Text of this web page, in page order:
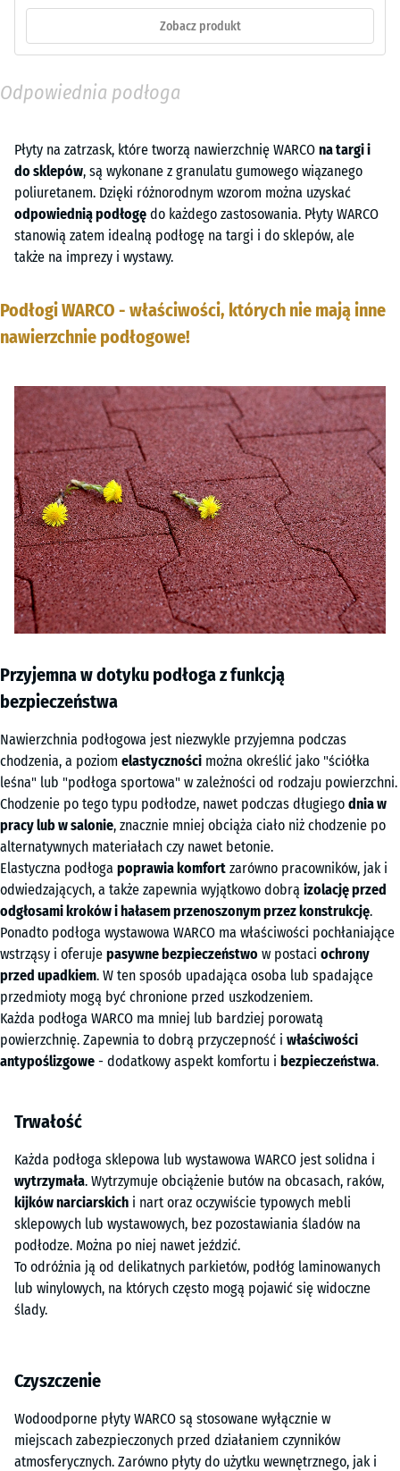
Zobacz produkt
Odpowiednia podłoga
Płyty na zatrzask, które tworzą nawierzchnię WARCO na targi i
do sklepów, są wykonane z granulatu gumowego wiązanego
poliuretanem. Dzięki różnorodnym wzorom można uzyskać
odpowiednią podłogę do każdego zastosowania. Płyty WARCO
stanowią zatem idealną podłogę na targi i do sklepów, ale
także na imprezy i wystawy.
Podłogi WARCO - właściwości, których nie mają inne
nawierzchnie podłogowe!
Przyjemna w dotyku podłoga z funkcją
bezpieczeństwa
Nawierzchnia podłogowa jest niezwykle przyjemna podczas
chodzenia, a poziom elastyczności można określić jako "ściółka
leśna" lub "podłoga sportowa" w zależności od rodzaju powierzchni.
Chodzenie po tego typu podłodze, nawet podczas długiego dnia w
pracy lub w salonie, znacznie mniej obciąża ciało niż chodzenie po
alternatywnych materiałach czy nawet betonie.
Elastyczna podłoga poprawia komfort zarówno pracowników, jak i
odwiedzających, a także zapewnia wyjątkowo dobrą izolację przed
odgłosami kroków i hałasem przenoszonym przez konstrukcję.
Ponadto podłoga wystawowa WARCO ma właściwości pochłaniające
wstrząsy i oferuje pasywne bezpieczeństwo w postaci ochrony
przed upadkiem. W ten sposób upadająca osoba lub spadające
przedmioty mogą być chronione przed uszkodzeniem.
Każda podłoga WARCO ma mniej lub bardziej porowatą
powierzchnię. Zapewnia to dobrą przyczepność i właściwości
antypoślizgowe - dodatkowy aspekt komfortu i bezpieczeństwa.
Trwałość
Każda podłoga sklepowa lub wystawowa WARCO jest solidna i
wytrzymała. Wytrzymuje obciążenie butów na obcasach, raków,
kijków narciarskich i nart oraz oczywiście typowych mebli
sklepowych lub wystawowych, bez pozostawiania śladów na
podłodze. Można po niej nawet jeździć.
To odróżnia ją od delikatnych parkietów, podłóg laminowanych
lub winylowych, na których często mogą pojawić się widoczne
ślady.
Czyszczenie
Wodoodporne płyty WARCO są stosowane wyłącznie w
miejscach zabezpieczonych przed działaniem czynników
atmosferycznych. Zarówno płyty do użytku wewnętrznego, jak i